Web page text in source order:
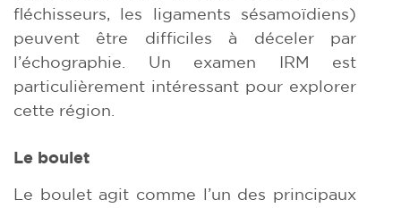
fléchisseurs, les ligaments sésamoïdiens)
peuvent être difficiles à déceler par
l’échographie. Un examen IRM est
particulièrement intéressant pour explorer
cette région.
Le boulet
Le boulet agit comme l’un des principaux